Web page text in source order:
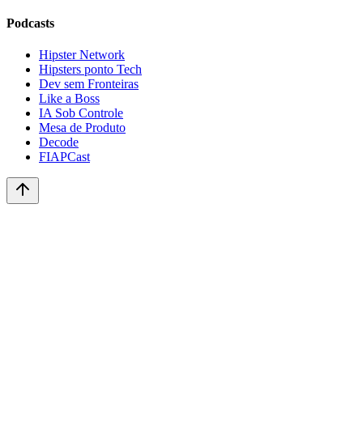
Podcasts
Hipster Network
Hipsters ponto Tech
Dev sem Fronteiras
Like a Boss
IA Sob Controle
Mesa de Produto
Decode
FIAPCast